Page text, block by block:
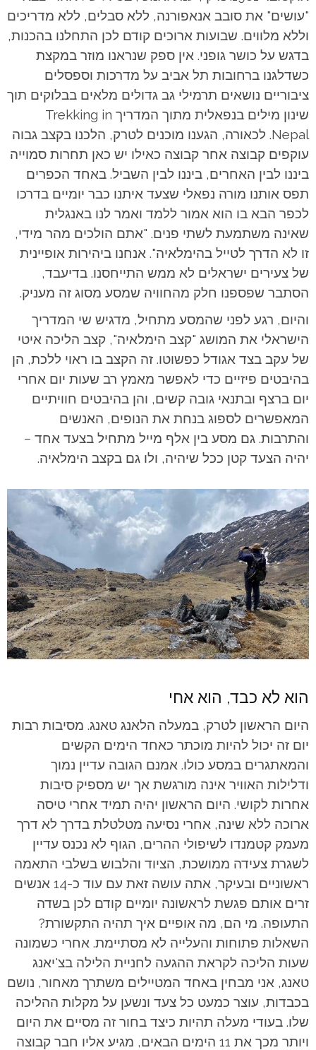
"עושים" את סובב אנאפורנה, ללא סבלים, ללא מדריכים
וללא מלווים. שבועות ארוכים קודם לכן התחלנו בהכנות,
בדגש על כושר גופני. אין ספק שנראנו מוזר במקצת
כשדלגנו ברחובות תל אביב על מדרכות וספסלים
ציבוריים נושאים תרמילי גב גדולים מלאים בבלוקים תוך
שינון מילים בנפאלית מתוך המדריך Trekking in
Nepal. לכאורה, הגענו מוכנים לטרק, הלכנו בקצב גבוה
עוקפים קבוצה אחר קבוצה כאילו יש כאן תחרות סמוייה
ביננו לבין האחרים, ביננו לבין השביל. באחד הכפרים
תפס אותנו מורה נפאלי שצעד איתנו כבר יומיים בדרכו
לכפר הבא בו הוא אמור ללמד ואמר לנו באנגלית
שאינה משתמעת לשתי פנים. "אתם הולכים מהר מידי,
זו לא הדרך לטייל בהימלאיה". אנחנו ביהירות אופיינית
של צעירים ישראלים לא ממש התייחסנו. בדיעבד,
הסתבר שפספנו חלק מהחוויה שמסע מסוג זה מעניק.
והיום, רגע לפני שהמסע מתחיל, מדגיש שי המדריך
הישראלי את המושג "קצב הימלאיה", קצב הליכה איטי
של עקב בצד אגודל כפשוטו. זה הקצב בו ראוי ללכת, הן
בהיבטים פיזיים כדי לאפשר מאמץ רב שעות יום אחרי
יום ברצף ובתנאי גובה קשים, והן בהיבטים חוויתיים
המאפשרים לספוג בנחת את הנופים, האנשים
והתרבות. גם מסע בין אלף מייל מתחיל בצעד אחד –
יהיה הצעד קטן ככל שיהיה, ולו גם בקצב הימלאיה.
הוא לא כבד, הוא אחי
היום הראשון לטרק, במעלה הלאנג טאנג. מסיבות רבות
יום זה יכול להיות מוכתר כאחד הימים הקשים
והמאתגרים במסע כולו. אמנם הגובה עדיין נמוך
ודלילות האוויר אינה מורגשת אך יש מספיק סיבות
אחרות לקושי. היום הראשון יהיה תמיד אחרי טיסה
ארוכה ללא שינה, אחרי נסיעה מטלטלת בדרך לא דרך
מעמק קטמנדו לשיפולי ההרים, הגוף לא נכנס עדיין
לשגרת צעידה ממושכת, הציוד והלבוש בשלבי התאמה
ראשוניים ובעיקר, אתה עושה זאת עם עוד כ-14 אנשים
זרים אותם פגשת לראשונה יומיים קודם לכן בשדה
התעופה. מי הם, מה אופיים איך תהיה התקשורת?
השאלות פתוחות והעלייה לא מסתיימת. אחרי כשמונה
שעות הליכה לקראת ההגעה לחניית הלילה בצ'יאנג
טאנג, אני מבחין באחד המטיילים משתרך מאחור, נושם
בכבדות, עוצר כמעט כל צעד ונשען על מקלות ההליכה
שלו. בעודי מעלה תהיות כיצד בחור זה מסיים את היום
ויותר מכך את 11 הימים הבאים, מגיע אליו חבר קבוצה